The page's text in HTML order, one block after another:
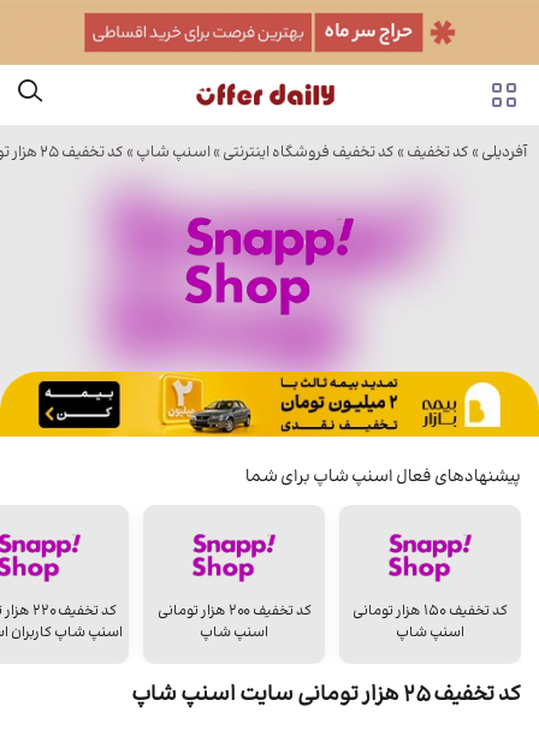
آفردیلی » کد تخفیف » کد تخفیف فروشگاه اینترنتی »اسنپ شاپ» کد تخفیف 25 هزار تومانی سایت اسنپ شاپ
پیشنهادهای فعال اسنپ شاپ برای شما
کد تخفیف ۱۵۰ هزار تومانی
اسنپ شاپ
کد تخفیف ۲۰۰ هزار تومانی
اسنپ شاپ
کد تخفیف
اسنپ شاپ کاربران
کد تخفیف 25 هزار تومانی سایت اسنپ شاپ